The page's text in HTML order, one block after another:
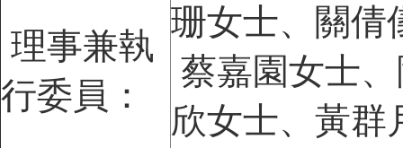
理事兼執
行委員：
珊女士、關倩
蔡嘉園女士
欣女士、黃群